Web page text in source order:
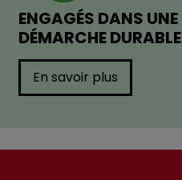
ENGAGÉS DANS UNE
DÉMARCHE DURABLE
En savoir plus